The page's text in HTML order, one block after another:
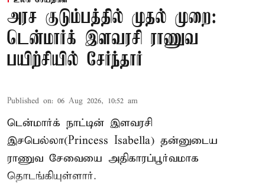
அரச குடும்பத்தில் முதல் முறை:
டென்மார்க் இளவரசி ராணுவ
பயிற்சியில் சேர்ந்தார்
Published on: 06 Aug 2026, 10:52 am
டென்மார்க் நாட்டின் இளவரசி
இசபெல்லா(Princess Isabella) தன்னுடைய
ராணுவ சேவையை அதிகாரப்பூர்வமாக
தொடங்கியுள்ளார்.